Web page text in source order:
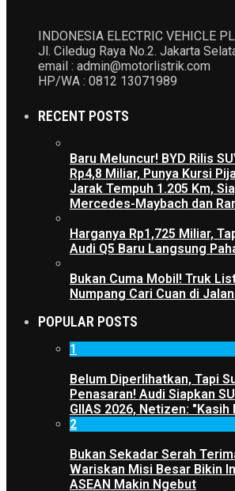
INDONESIA ELECTRIC VEHICLE
Jl. Ciledug Raya No.2. Jakarta
email : admin@motorlistrik.com
HP/WA : 0812 13071989
RECENT POSTS
Baru Meluncur! BYD Rilis
Rp4,8 Miliar, Punya Kursi
Jarak Tempuh 1.205 Km,
Mercedes-Maybach dan
Harganya Rp1,725 Miliar,
Audi Q5 Baru Langsung
Bukan Cuma Mobil! Truk
Numpang Cari Cuan di
POPULAR POSTS
1
Belum Diperlihatkan, Tapi
Penasaran! Audi Siapkan
GIIAS 2026, Netizen:
2
Bukan Sekadar Serah
Wariskan Misi Besar Bikin
ASEAN Makin Ngebut